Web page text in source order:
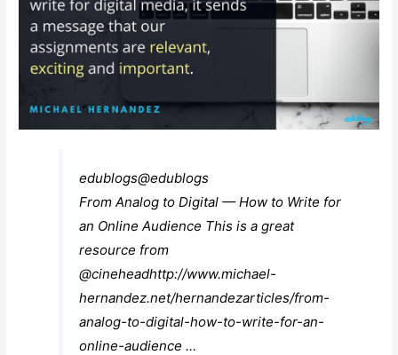
edublogs@edublogs
From Analog to Digital — How to Write for
an Online Audience This is a great
resource from
@cineheadhttp://www.michael-
hernandez.net/hernandezarticles/from-
analog-to-digital-how-to-write-for-an-
online-audience…